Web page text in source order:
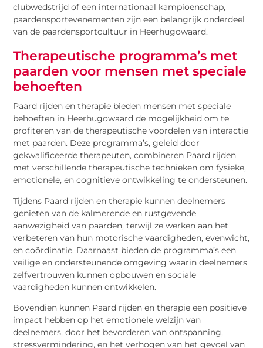
clubwedstrijd of een internationaal kampioenschap,
paardensportevenementen zijn een belangrijk onderdeel
van de paardensportcultuur in Heerhugowaard.
Therapeutische programma’s met
paarden voor mensen met speciale
behoeften
Paard rijden en therapie bieden mensen met speciale
behoeften in Heerhugowaard de mogelijkheid om te
profiteren van de therapeutische voordelen van interactie
met paarden. Deze programma’s, geleid door
gekwalificeerde therapeuten, combineren Paard rijden
met verschillende therapeutische technieken om fysieke,
emotionele, en cognitieve ontwikkeling te ondersteunen.
Tijdens Paard rijden en therapie kunnen deelnemers
genieten van de kalmerende en rustgevende
aanwezigheid van paarden, terwijl ze werken aan het
verbeteren van hun motorische vaardigheden, evenwicht,
en coördinatie. Daarnaast bieden de programma’s een
veilige en ondersteunende omgeving waarin deelnemers
zelfvertrouwen kunnen opbouwen en sociale
vaardigheden kunnen ontwikkelen.
Bovendien kunnen Paard rijden en therapie een positieve
impact hebben op het emotionele welzijn van
deelnemers, door het bevorderen van ontspanning,
stressvermindering, en het verhogen van het gevoel van